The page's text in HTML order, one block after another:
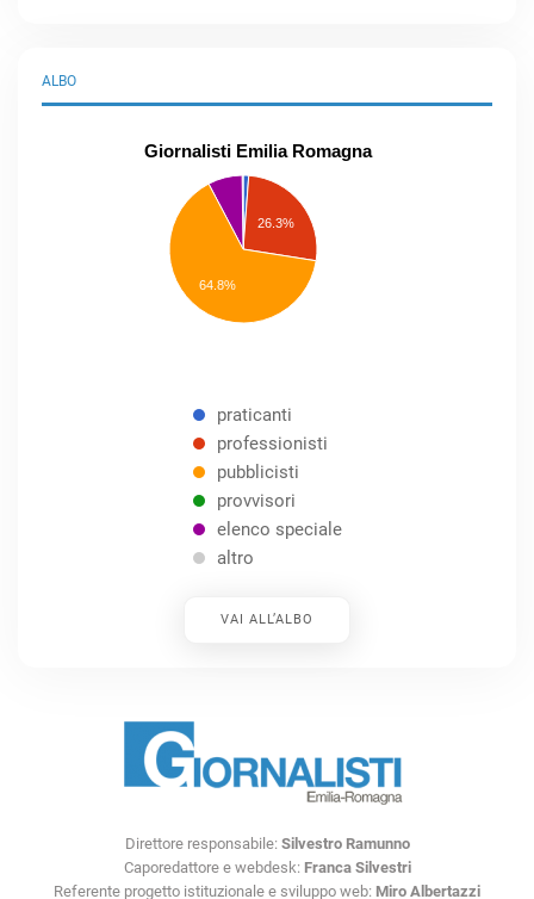
ALBO
Giornalisti Emilia Romagna
26.3%
64.8%
praticanti
professionisti
pubblicisti
provvisori
elenco speciale
altro
VAI ALL’ALBO
Direttore responsabile: Silvestro Ramunno
Caporedattore e webdesk: Franca Silvestri
Referente progetto istituzionale e sviluppo web: Miro Albertazzi